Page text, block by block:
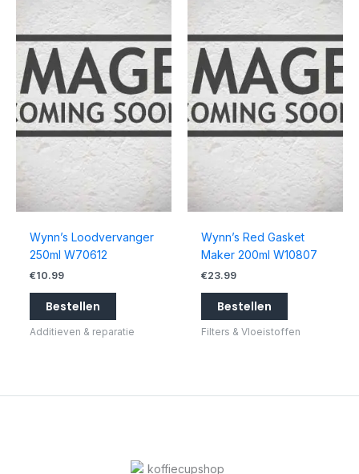
Wynn’s Loodvervanger
250ml W70612
€10.99
Bestellen
Additieven & reparatie
Wynn’s Red Gasket
Maker 200ml W10807
€23.99
Bestellen
Filters & Vloeistoffen